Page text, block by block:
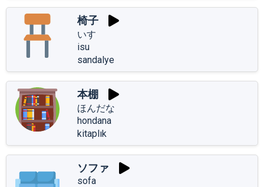
椅子
いす
isu
sandalye
本棚
ほんだな
hondana
kitaplık
ソファ
sofa